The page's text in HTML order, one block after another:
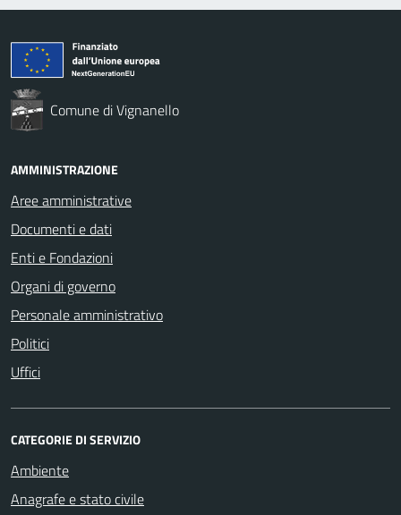
Comune di Vignanello
AMMINISTRAZIONE
Aree amministrative
Documenti e dati
Enti e Fondazioni
Organi di governo
Personale amministrativo
Politici
Uffici
CATEGORIE DI SERVIZIO
Ambiente
Anagrafe e stato civile